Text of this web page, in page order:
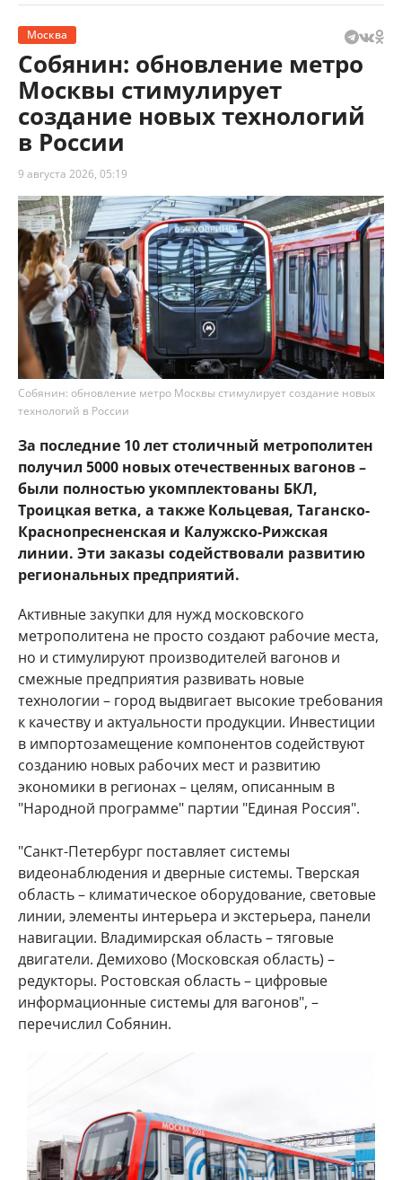
Москва
Собянин: обновление метро
Москвы стимулирует
создание новых технологий
в России
9 августа 2026, 05:19
Собянин: обновление метро Москвы стимулирует создание новых
технологий в России
За последние 10 лет столичный метрополитен
получил 5000 новых отечественных вагонов –
были полностью укомплектованы БКЛ,
Троицкая ветка, а также Кольцевая, Таганско-
Краснопресненская и Калужско-Рижская
линии. Эти заказы содействовали развитию
региональных предприятий.
Активные закупки для нужд московского
метрополитена не просто создают рабочие места,
но и стимулируют производителей вагонов и
смежные предприятия развивать новые
технологии – город выдвигает высокие требования
к качеству и актуальности продукции. Инвестиции
в импортозамещение компонентов содействуют
созданию новых рабочих мест и развитию
экономики в регионах – целям, описанным в
"Народной программе" партии "Единая Россия".
"Санкт-Петербург поставляет системы
видеонаблюдения и дверные системы. Тверская
область – климатическое оборудование, световые
линии, элементы интерьера и экстерьера, панели
навигации. Владимирская область – тяговые
двигатели. Демихово (Московская область) –
редукторы. Ростовская область – цифровые
информационные системы для вагонов", –
перечислил Собянин.